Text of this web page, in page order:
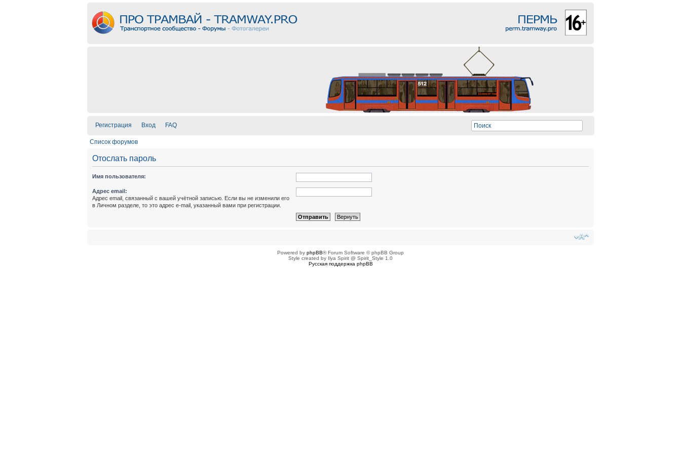
Регистрация Вход FAQ
Список форумов
Отослать пароль
Имя пользователя:
Адрес email:
Адрес email, связанный с вашей учётной записью. Если вы не изменили его
в Личном разделе, то это адрес e-mail, указанный вами при регистрации.
Powered by phpBB® Forum Software © phpBB Group
Style created by Ilya Spirit @ Spirit_Style 1.0
Русская поддержка phpBB